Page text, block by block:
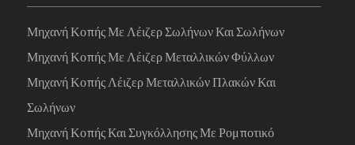
Μηχανή Κοπής Με Λέιζερ Σωλήνων Και Σωλήνων
Μηχανή Κοπής Με Λέιζερ Μεταλλικών Φύλλων
Μηχανή Κοπής Λέιζερ Μεταλλικών Πλακών Και
Σωλήνων
Μηχανή Κοπής Και Συγκόλλησης Με Ρομποτικό